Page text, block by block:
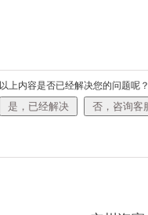
以上内容是否已经解决您的问题呢？